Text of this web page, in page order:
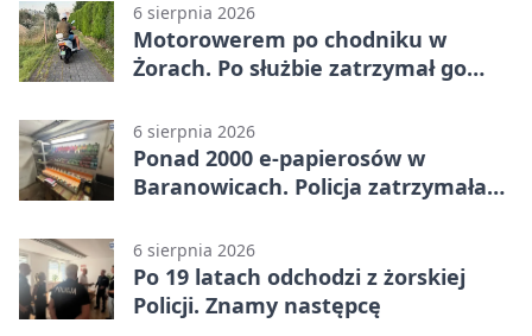
6 sierpnia 2026
Motorowerem po chodniku w
Żorach. Po służbie zatrzymał go
6 sierpnia 2026
Ponad 2000 e-papierosów w
Baranowicach. Policja zatrzymała
6 sierpnia 2026
Po 19 latach odchodzi z żorskiej
Policji. Znamy następcę